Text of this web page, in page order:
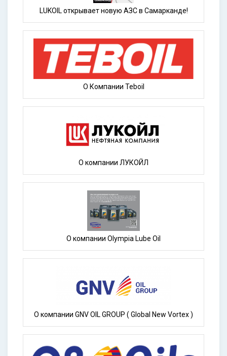
LUKOIL открывает новую АЗС в Самарканде!
О Компании Teboil
О компании ЛУКОЙЛ
О компании Olympia Lube Oil
О компании GNV OIL GROUP ( Global New Vortex )